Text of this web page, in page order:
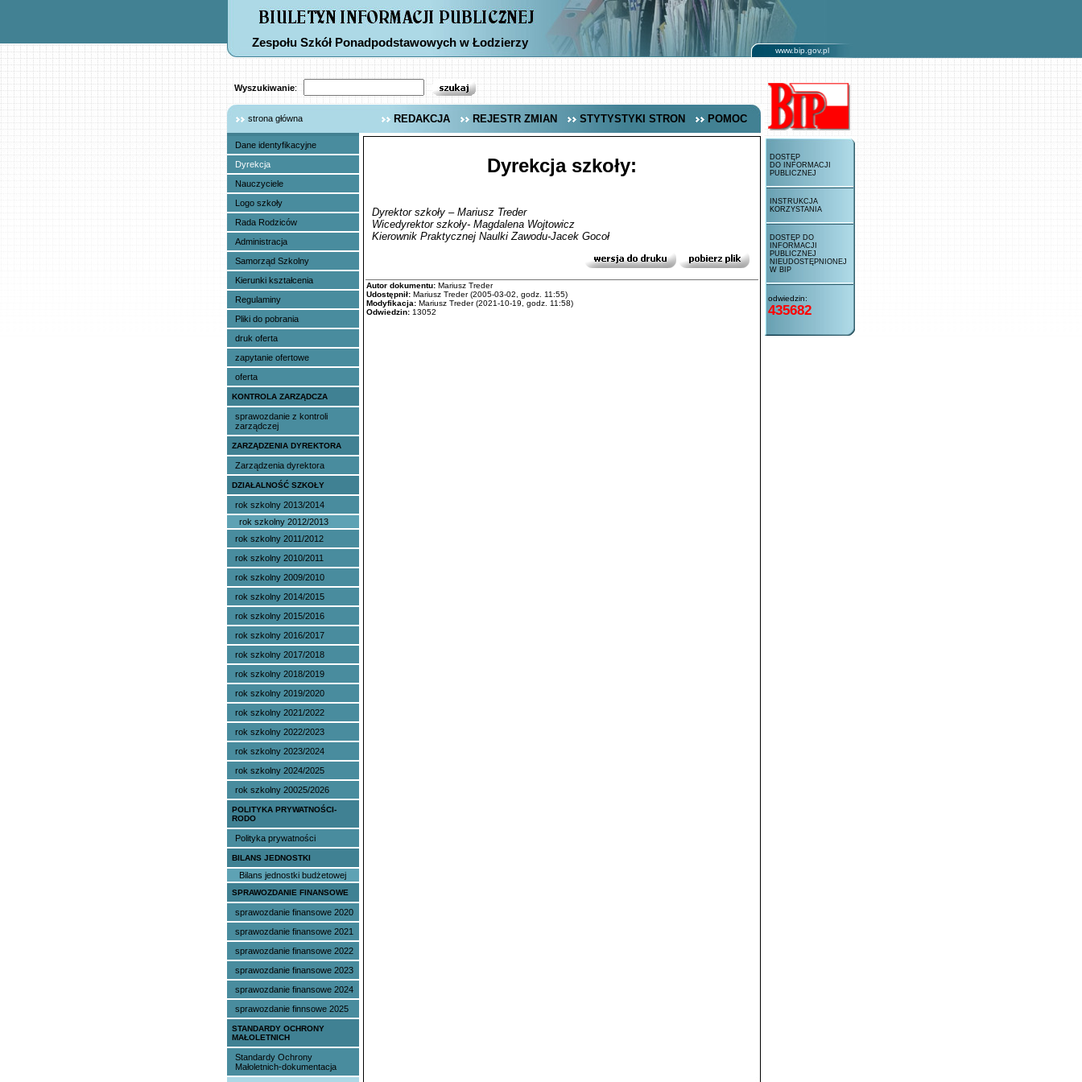
Zespołu Szkół Ponadpodstawowych w Łodzierzy
www.bip.gov.pl
Wyszukiwanie:
strona główna REDAKCJA REJESTR ZMIAN STYTYSTYKI STRON POMOC
Dane identyfikacyjne
Dyrekcja
Nauczyciele
Logo szkoły
Rada Rodziców
Administracja
Samorząd Szkolny
Kierunki kształcenia
Regulaminy
Pliki do pobrania
druk oferta
zapytanie ofertowe
oferta
KONTROLA ZARZĄDCZA
sprawozdanie z kontroli
zarządczej
ZARZĄDZENIA DYREKTORA
Zarządzenia dyrektora
DZIAŁALNOŚĆ SZKOŁY
rok szkolny 2013/2014
rok szkolny 2012/2013
rok szkolny 2011/2012
rok szkolny 2010/2011
rok szkolny 2009/2010
rok szkolny 2014/2015
rok szkolny 2015/2016
rok szkolny 2016/2017
rok szkolny 2017/2018
rok szkolny 2018/2019
rok szkolny 2019/2020
rok szkolny 2021/2022
rok szkolny 2022/2023
rok szkolny 2023/2024
rok szkolny 2024/2025
rok szkolny 20025/2026
POLITYKA PRYWATNOŚCI-
RODO
Polityka prywatności
BILANS JEDNOSTKI
Bilans jednostki budżetowej
SPRAWOZDANIE FINANSOWE
sprawozdanie finansowe 2020
sprawozdanie finansowe 2021
sprawozdanie finansowe 2022
sprawozdanie finansowe 2023
sprawozdanie finansowe 2024
sprawozdanie finnsowe 2025
STANDARDY OCHRONY
MAŁOLETNICH
Standardy Ochrony
Małoletnich-dokumentacja
Dyrekcja szkoły:
Dyrektor szkoły – Mariusz Treder
Wicedyrektor szkoły- Magdalena Wojtowicz
Kierownik Praktycznej Naulki Zawodu-Jacek Gocoł
Autor dokumentu: Mariusz Treder
Udostępnił: Mariusz Treder (2005-03-02, godz. 11:55)
Modyfikacja: Mariusz Treder (2021-10-19, godz. 11:58)
Odwiedzin: 13052
DOSTĘP
DO INFORMACJI
PUBLICZNEJ
INSTRUKCJA
KORZYSTANIA
DOSTĘP DO
INFORMACJI
PUBLICZNEJ
NIEUDOSTĘPNIONEJ
W BIP
odwiedzin:
435682